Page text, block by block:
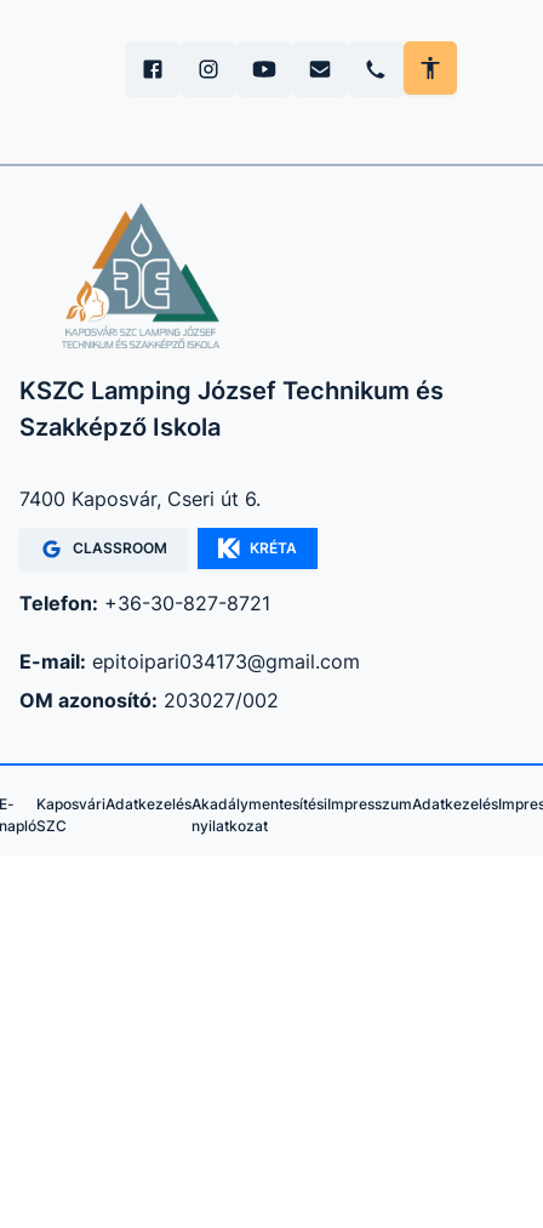
KSZC Lamping József Technikum és
Szakképző Iskola
7400 Kaposvár, Cseri út 6.
CLASSROOM KRÉTA
Telefon: +36-30-827-8721
E-mail: epitoipari034173@gmail.com
OM azonosító: 203027/002
E-
napló
Kaposvári
SZC
AdatkezelésAkadálymentesítési
nyilatkozat
ImpresszumAdatkezelés